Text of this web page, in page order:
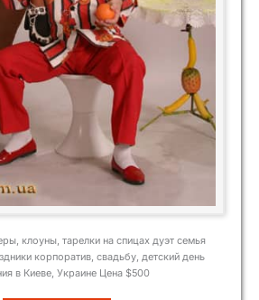
клоуны, тарелки на спицах дуэт семья
корпоратив, свадьбу, детский день
в Киеве, Украине Цена $500